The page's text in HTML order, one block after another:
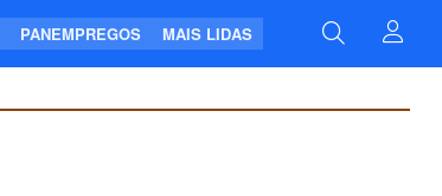
PANEMPREGOS MAIS LIDAS